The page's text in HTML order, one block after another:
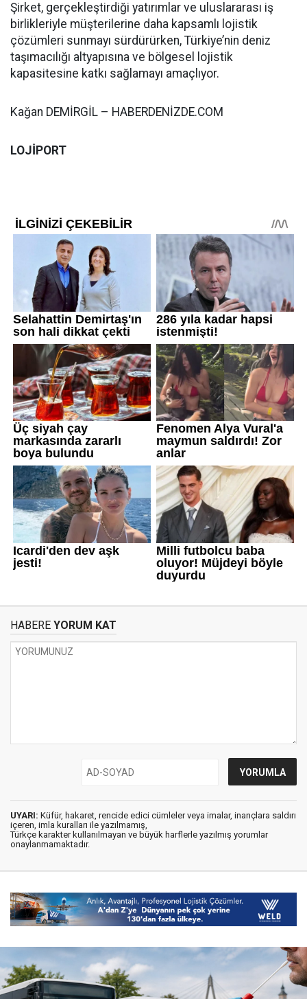
Şirket, gerçekleştirdiği yatırımlar ve uluslararası iş
birlikleriyle müşterilerine daha kapsamlı lojistik
çözümleri sunmayı sürdürürken, Türkiye’nin deniz
taşımacılığı altyapısına ve bölgesel lojistik
kapasitesine katkı sağlamayı amaçlıyor.
Kağan DEMİRGİL – HABERDENİZDE.COM
LOJİPORT
HABERE YORUM KAT
UYARI: Küfür, hakaret, rencide edici cümleler veya imalar, inançlara saldırı
içeren, imla kuralları ile yazılmamış,
Türkçe karakter kullanılmayan ve büyük harflerle yazılmış yorumlar
onaylanmamaktadır.